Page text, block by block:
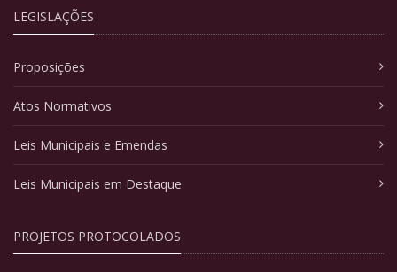
LEGISLAÇÕES
Proposições
Atos Normativos
Leis Municipais e Emendas
Leis Municipais em Destaque
PROJETOS PROTOCOLADOS